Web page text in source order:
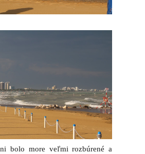
bolo more veľmi rozbúrené a